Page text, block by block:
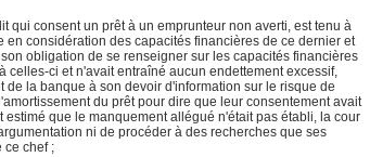
qui consent un prêt à un emprunteur non averti, est tenu à
considération des capacités financières de ce dernier et
obligation de se renseigner sur les capacités financières
ci et n'avait entraîné aucun endettement excessif,
la banque à son devoir d'information sur le risque de
du prêt pour dire que leur consentement avait
que le manquement allégué n'était pas établi, la cour
ni de procéder à des recherches que ses
ce chef ;